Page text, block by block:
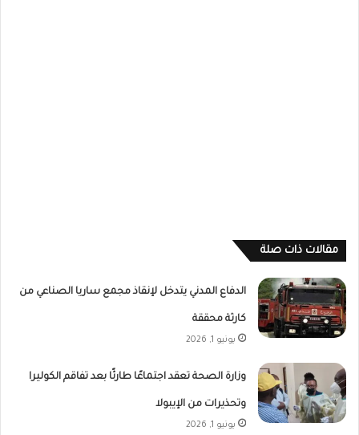
مقالات ذات صلة
الدفاع المدني يتدخل لإنقاذ مجمع ساريا الصناعي من
كارثة محققة
يونيو 1, 2026
وزارة الصحة تعقد اجتماعًا طارئًا بعد تفاقم الكوليرا
وتحذيرات من الإيبولا
يونيو 1, 2026